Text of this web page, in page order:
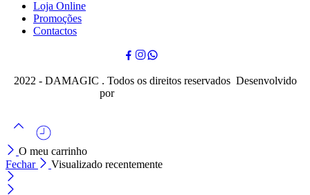
Loja Online
Promoções
Contactos
2022 - DAMAGIC . Todos os direitos reservados Desenvolvido
por
O meu carrinho
Fechar
Visualizado recentemente